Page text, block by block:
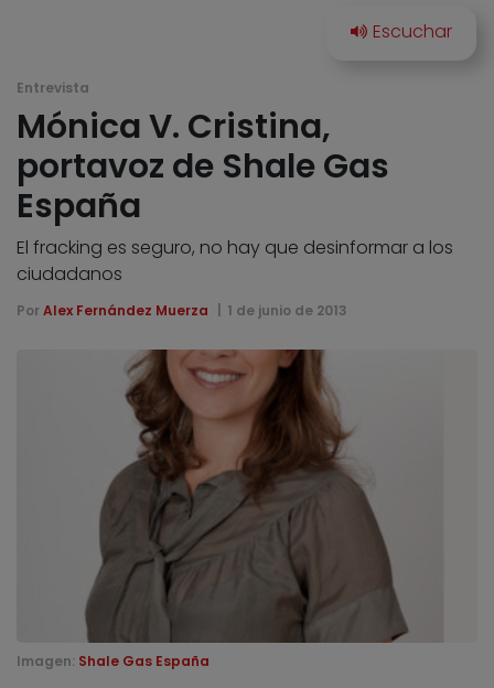
Entrevista
Mónica V. Cristina,
portavoz de Shale Gas
España
El fracking es seguro, no hay que desinformar a los
ciudadanos
Por Alex Fernández Muerza 1 de junio de 2013
Imagen: Shale Gas España